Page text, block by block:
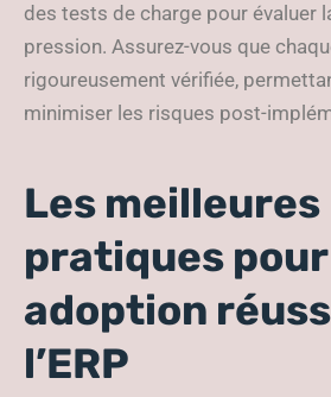
des tests de charge pour évaluer
pression. Assurez-vous que
rigoureusement vérifiée,
minimiser les risques post-
Les meilleures
pratiques
adoption
l’ERP